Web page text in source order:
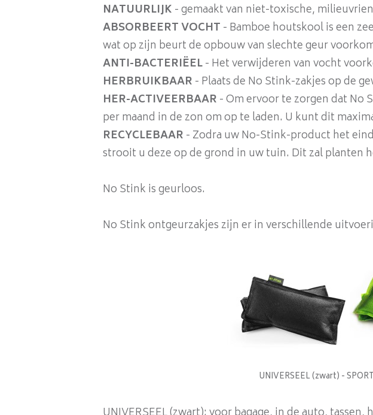
NATUURLIJK - gemaakt van niet-toxische,
ABSORBEERT VOCHT - Bamboe houtskool is een
wat op zijn beurt de opbouw van slechte geur
ANTI-BACTERIËEL- Het verwijderen van vocht
HERBRUIKBAAR - Plaats de No Stink-zakjes op de
HER-ACTIVEERBAAR - Om ervoor te zorgen dat No
per maand in de zon om op te laden. U kunt dit
RECYCLEBAAR - Zodra uw No-Stink-product het
strooit u deze op de grond in uw tuin. Dit zal planten
No Stink is geurloos.
No Stink ontgeurzakjes zijn er in verschillende
UNIVERSEEL (zwart) -